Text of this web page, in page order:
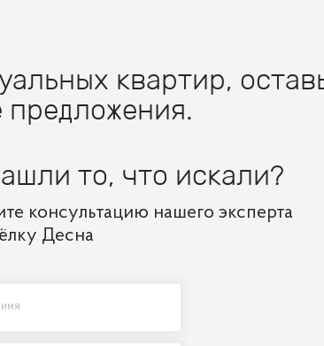
квартир,
то, что искали?
консультацию нашего эксперта
Десна